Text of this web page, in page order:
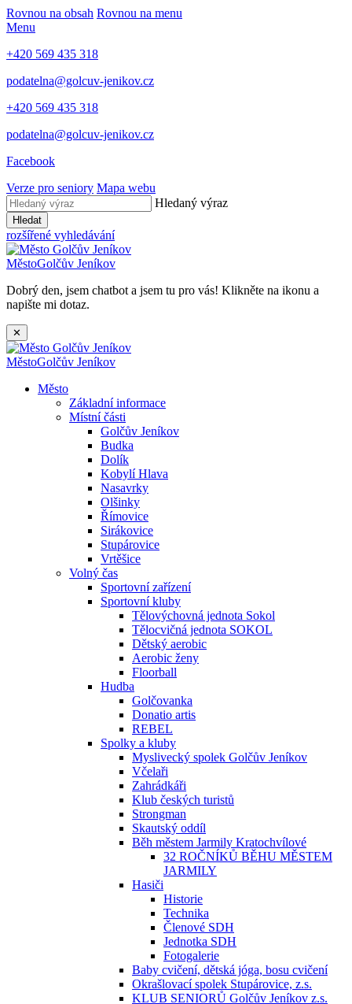
Rovnou na obsah Rovnou na menu
Menu
+420 569 435 318
podatelna@golcuv-jenikov.cz
+420 569 435 318
podatelna@golcuv-jenikov.cz
Facebook
Verze pro seniory Mapa webu
Hledaný výraz
Hledat
rozšířené vyhledávání
MěstoGolčův Jeníkov
Dobrý den, jsem chatbot a jsem tu pro vás! Klikněte na ikonu a
napište mi dotaz.
✕
MěstoGolčův Jeníkov
Město
Základní informace
Místní části
Golčův Jeníkov
Budka
Dolík
Kobylí Hlava
Nasavrky
Olšinky
Římovice
Sirákovice
Stupárovice
Vrtěšice
Volný čas
Sportovní zařízení
Sportovní kluby
Tělovýchovná jednota Sokol
Tělocvičná jednota SOKOL
Dětský aerobic
Aerobic ženy
Floorball
Hudba
Golčovanka
Donatio artis
REBEL
Spolky a kluby
Myslivecký spolek Golčův Jeníkov
Včelaři
Zahrádkáři
Klub českých turistů
Strongman
Skautský oddíl
Běh městem Jarmily Kratochvílové
32 ROČNÍKŮ BĚHU MĚSTEM
JARMILY
Hasiči
Historie
Technika
Členové SDH
Jednotka SDH
Fotogalerie
Baby cvičení, dětská jóga, bosu cvičení
Okrašlovací spolek Stupárovice, z.s.
KLUB SENIORŮ Golčův Jeníkov z.s.